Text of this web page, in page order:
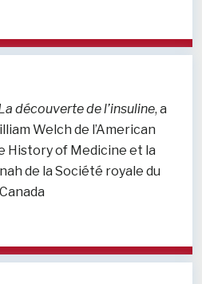
découverte de l’insuline, a
Welch de l’American
History of Medicine et la
de la Société royale du
Canada